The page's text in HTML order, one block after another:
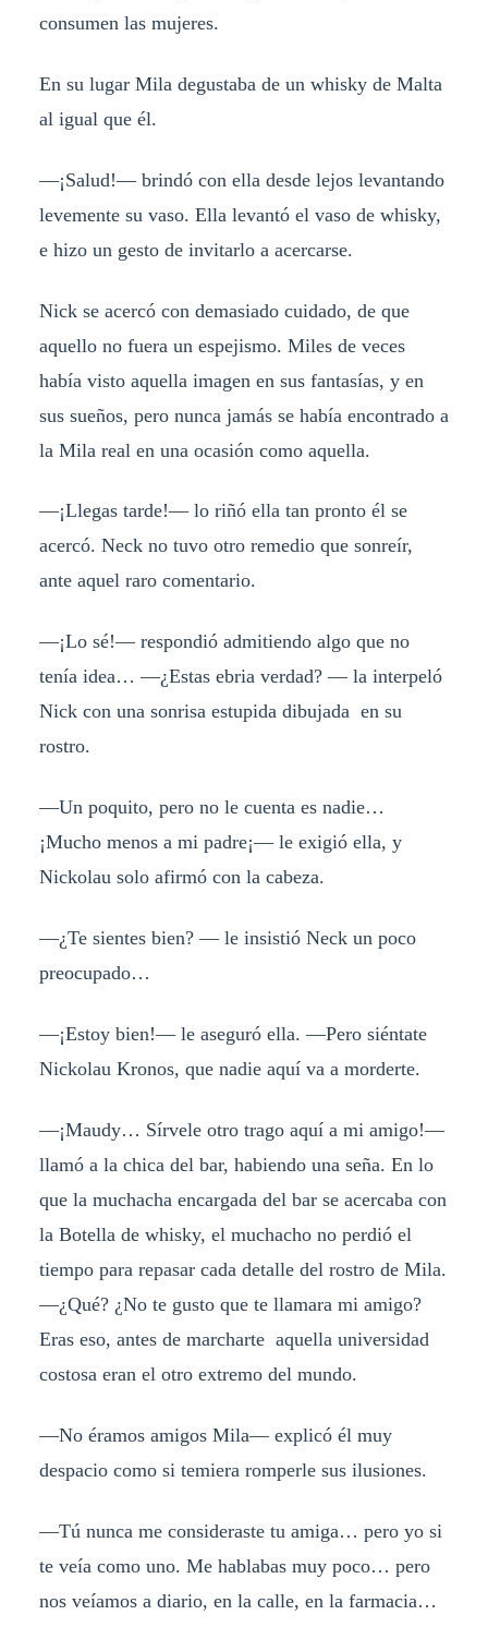
consumen las mujeres.
En su lugar Mila degustaba de un whisky de Malta
al igual que él.
—¡Salud!— brindó con ella desde lejos levantando
levemente su vaso. Ella levantó el vaso de whisky,
e hizo un gesto de invitarlo a acercarse.
Nick se acercó con demasiado cuidado, de que
aquello no fuera un espejismo. Miles de veces
había visto aquella imagen en sus fantasías, y en
sus sueños, pero nunca jamás se había encontrado a
la Mila real en una ocasión como aquella.
—¡Llegas tarde!— lo riñó ella tan pronto él se
acercó. Neck no tuvo otro remedio que sonreír,
ante aquel raro comentario.
—¡Lo sé!— respondió admitiendo algo que no
tenía idea… —¿Estas ebria verdad? — la interpeló
Nick con una sonrisa estupida dibujada en su
rostro.
—Un poquito, pero no le cuenta es nadie…
¡Mucho menos a mi padre¡— le exigió ella, y
Nickolau solo afirmó con la cabeza.
—¿Te sientes bien? — le insistió Neck un poco
preocupado…
—¡Estoy bien!— le aseguró ella. —Pero siéntate
Nickolau Kronos, que nadie aquí va a morderte.
—¡Maudy… Sírvele otro trago aquí a mi amigo!—
llamó a la chica del bar, habiendo una seña. En lo
que la muchacha encargada del bar se acercaba con
la Botella de whisky, el muchacho no perdió el
tiempo para repasar cada detalle del rostro de Mila.
—¿Qué? ¿No te gusto que te llamara mi amigo?
Eras eso, antes de marcharte aquella universidad
costosa eran el otro extremo del mundo.
—No éramos amigos Mila— explicó él muy
despacio como si temiera romperle sus ilusiones.
—Tú nunca me consideraste tu amiga… pero yo si
te veía como uno. Me hablabas muy poco… pero
nos veíamos a diario, en la calle, en la farmacia…